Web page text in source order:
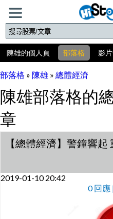
陳雄的個人頁 部落格 影
部落格 » 陳雄 » 總體經濟
陳雄部落格的
章
【總體經濟】警鐘
2019-01-10 20:42
0回應